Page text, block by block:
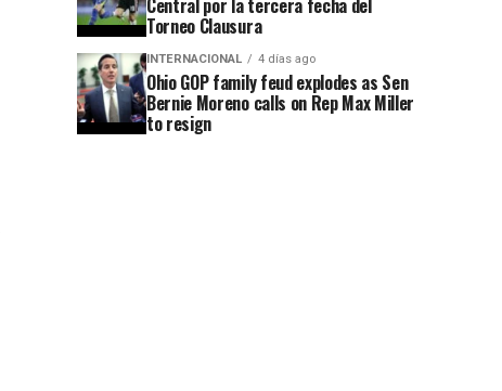
Central por la tercera fecha del
Torneo Clausura
INTERNACIONAL 4 días ago
Ohio GOP family feud explodes as Sen
Bernie Moreno calls on Rep Max Miller
to resign